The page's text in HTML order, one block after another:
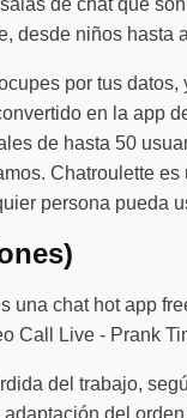
de chat que
desde niños hasta
por tus
en la app
de hasta 50
Chatroulette
persona pueda
una chat hot app
Live - Prank
del trabajo,
del